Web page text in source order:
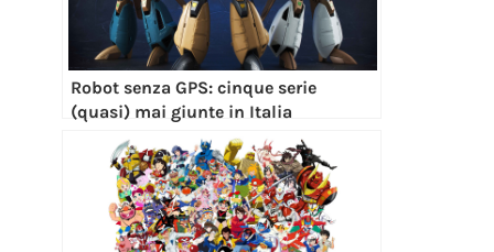
Robot senza GPS: cinque serie
(quasi) mai giunte in Italia